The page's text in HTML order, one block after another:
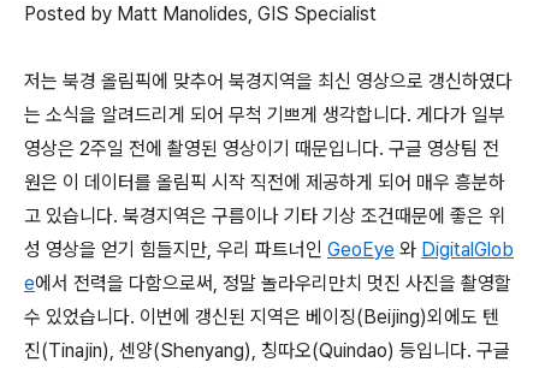
Posted by Matt Manolides, GIS Specialist
저는 북경 올림픽에 맞추어 북경지역을 최신 영상으로 갱신하였다
는 소식을 알려드리게 되어 무척 기쁘게 생각합니다. 게다가 일부
영상은 2주일 전에 촬영된 영상이기 때문입니다. 구글 영상팀 전
원은 이 데이터를 올림픽 시작 직전에 제공하게 되어 매우 흥분하
고 있습니다. 북경지역은 구름이나 기타 기상 조건때문에 좋은 위
성 영상을 얻기 힘들지만, 우리 파트너인 GeoEye 와 DigitalGlob
e에서 전력을 다함으로써, 정말 놀라우리만치 멋진 사진을 촬영할
수 있었습니다. 이번에 갱신된 지역은 베이징(Beijing)외에도 텐
진(Tinajin), 센양(Shenyang), 칭따오(Quindao) 등입니다. 구글